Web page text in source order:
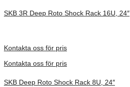
SKB 3R Deep Roto Shock Rack 16U, 24″
Kontakta oss för pris
Kontakta oss för pris
SKB Deep Roto Shock Rack 8U, 24″